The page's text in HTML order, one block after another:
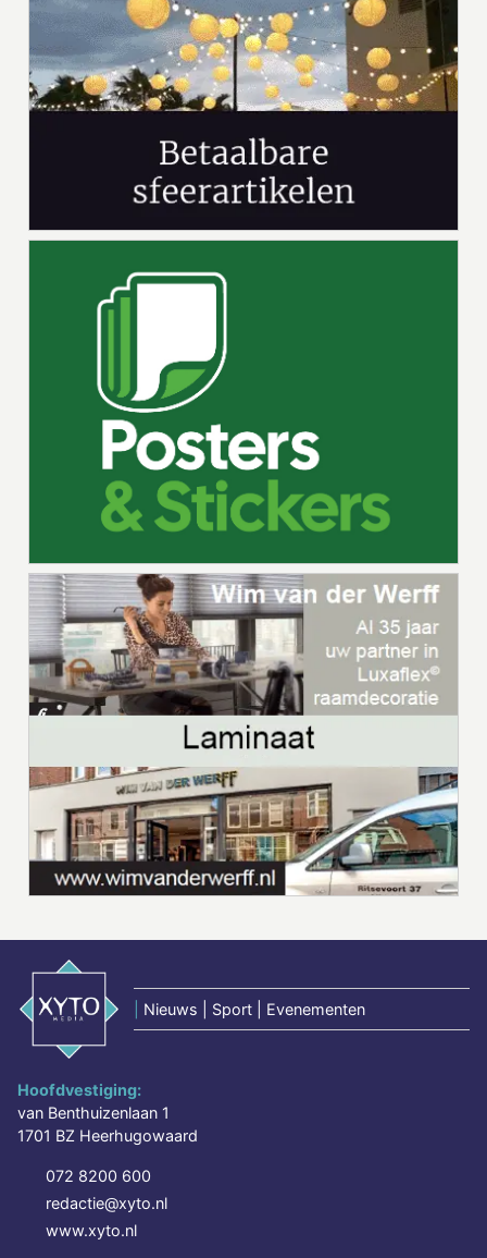
Nieuws | Sport | Evenementen
Hoofdvestiging:
van Benthuizenlaan 1
1701 BZ Heerhugowaard
072 8200 600
redactie@xyto.nl
www.xyto.nl